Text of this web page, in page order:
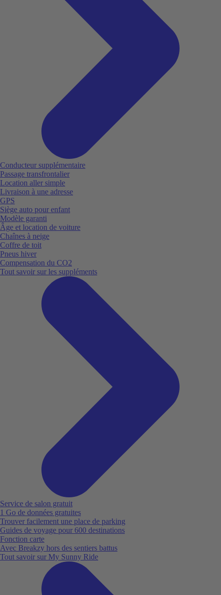
Conducteur supplémentaire
Passage transfrontalier
Location aller simple
Livraison à une adresse
GPS
Siège auto pour enfant
Modèle garanti
Âge et location de voiture
Chaînes à neige
Coffre de toit
Pneus hiver
Compensation du CO2
Tout savoir sur les suppléments
Service de salon gratuit
1 Go de données gratuites
Trouver facilement une place de parking
Guides de voyage pour 600 destinations
Fonction carte
Avec Breakzy hors des sentiers battus
Tout savoir sur My Sunny Ride